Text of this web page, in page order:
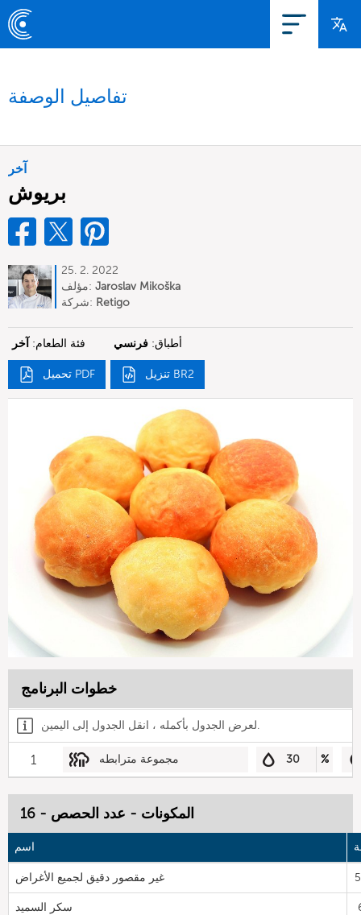
تفاصيل الوصفة
آخر
بريوش
25. 2. 2022
مؤلف: Jaroslav Mikoška
شركة: Retigo
فئة الطعام: آخر أطباق: فرنسي
تحميل PDF تنزيل BR2
خطوات البرنامج
لعرض الجدول بأكمله ، انقل الجدول إلى اليمين.
1 مجموعة مترابطه 30 %
المكونات - عدد الحصص - 16
اسم
غير مقصور دقيق لجميع الأغراض
سكر السميد